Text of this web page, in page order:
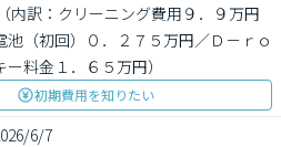
内訳：クリーニング費用９．９万円
池（初回）０．２７５万円／Ｄ－ｒｏ
料金１．６５万円）
初期費用を知りたい
6/7